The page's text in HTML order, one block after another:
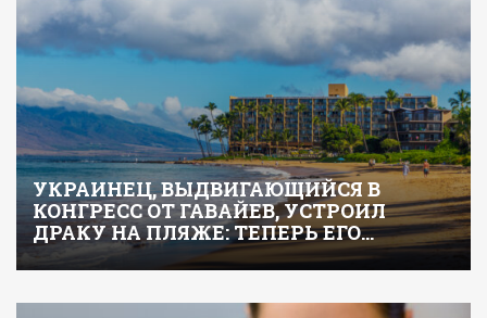
УКРАИНЕЦ, ВЫДВИГАЮЩИЙСЯ В
КОНГРЕСС ОТ ГАВАЙЕВ, УСТРОИЛ
ДРАКУ НА ПЛЯЖЕ: ТЕПЕРЬ ЕГО…